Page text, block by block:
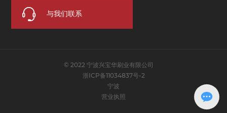
与我们联系
© 2022 宁波兴宝华刷业有限公司
浙ICP备11034837号-2
宁波
营业执照